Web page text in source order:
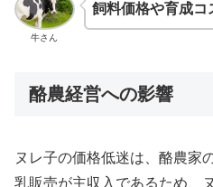
牛さん
飼料価格や育成コ
酪農経営への影響
ヌレ子の価格低迷は、酪農家
乳販売が主収入であるため、